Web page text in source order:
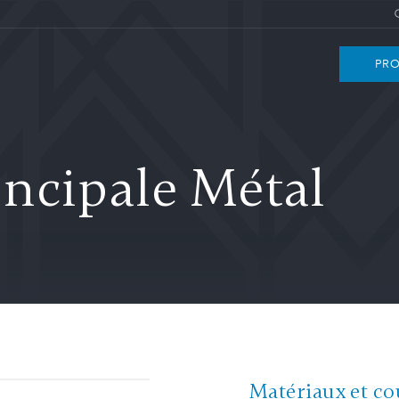
Métal
Matériaux et